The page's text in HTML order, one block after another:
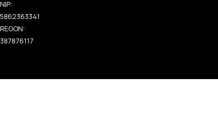
NIP:
5862363341
REGON:
387876117